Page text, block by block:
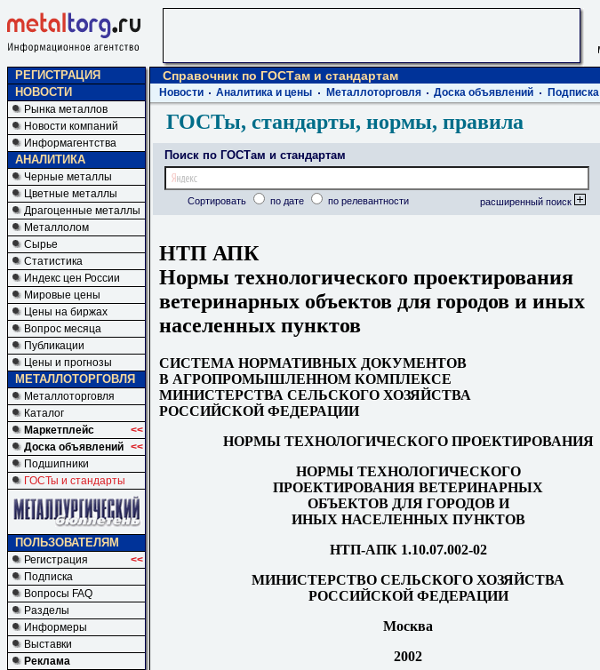
РЕГИСТРАЦИЯ
НОВОСТИ
Рынка металлов
Новости компаний
Информагентства
АНАЛИТИКА
Черные металлы
Цветные металлы
Драгоценные металлы
Металлолом
Сырье
Статистика
Индекс цен России
Мировые цены
Цены на биржах
Вопрос месяца
Публикации
Цены и прогнозы
МЕТАЛЛОТОРГОВЛЯ
Металлоторговля
Каталог
Маркетплейс
<<
Доска объявлений <<
Подшипники
ГОСТы и стандарты
ПОЛЬЗОВАТЕЛЯМ
Регистрация
<<
Подписка
Вопросы FAQ
Разделы
Информеры
Выставки
Реклама
Справочник по ГОСТам и стандартам
Новости Аналитика и цены Металлоторговля Доска объявлений Подписка
ГОСТы, стандарты, нормы, правила
Поиск по ГОСТам и стандартам
Сортировать по дате по релевантности расширенный поиск
НТП АПК
Нормы технологического проектирования
ветеринарных объектов для городов и иных
населенных пунктов
СИСТЕМА НОРМАТИВНЫХ ДОКУМЕНТОВ
В АГРОПРОМЫШЛЕННОМ КОМПЛЕКСЕ
МИНИСТЕРСТВА СЕЛЬСКОГО ХОЗЯЙСТВА
РОССИЙСКОЙ ФЕДЕРАЦИИ
НОРМЫ ТЕХНОЛОГИЧЕСКОГО ПРОЕКТИРОВАНИЯ
НОРМЫ ТЕХНОЛОГИЧЕСКОГО
ПРОЕКТИРОВАНИЯ ВЕТЕРИНАРНЫХ
ОБЪЕКТОВ ДЛЯ ГОРОДОВ И
ИНЫХ НАСЕЛЕННЫХ ПУНКТОВ
НТП-АПК 1.10.07.002-02
МИНИСТЕРСТВО СЕЛЬСКОГО ХОЗЯЙСТВА
РОССИЙСКОЙ ФЕДЕРАЦИИ
Москва
2002